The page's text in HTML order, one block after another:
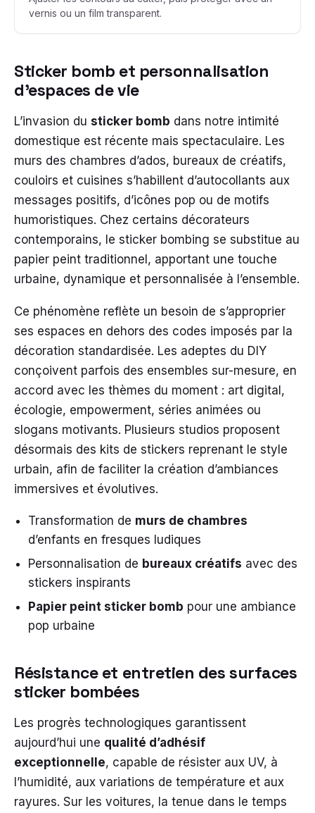
vernis ou un film transparent.
Sticker bomb et personnalisation
d’espaces de vie
L’invasion du sticker bomb dans notre intimité
domestique est récente mais spectaculaire. Les
murs des chambres d’ados, bureaux de créatifs,
couloirs et cuisines s’habillent d’autocollants aux
messages positifs, d’icônes pop ou de motifs
humoristiques. Chez certains décorateurs
contemporains, le sticker bombing se substitue au
papier peint traditionnel, apportant une touche
urbaine, dynamique et personnalisée à l’ensemble.
Ce phénomène reflète un besoin de s’approprier
ses espaces en dehors des codes imposés par la
décoration standardisée. Les adeptes du DIY
conçoivent parfois des ensembles sur-mesure, en
accord avec les thèmes du moment : art digital,
écologie, empowerment, séries animées ou
slogans motivants. Plusieurs studios proposent
désormais des kits de stickers reprenant le style
urbain, afin de faciliter la création d’ambiances
immersives et évolutives.
Transformation de murs de chambres
d’enfants en fresques ludiques
Personnalisation de bureaux créatifs avec des
stickers inspirants
Papier peint sticker bomb pour une ambiance
pop urbaine
Résistance et entretien des surfaces
sticker bombées
Les progrès technologiques garantissent
aujourd’hui une qualité d’adhésif
exceptionnelle, capable de résister aux UV, à
l’humidité, aux variations de température et aux
rayures. Sur les voitures, la tenue dans le temps